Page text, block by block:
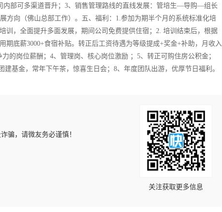
部可多渠道晋升；3、销售管理路线的直线发展：管培生—导购—组长
向（佛山总部工作）。五、福利：1.参加为期半个月的系统标准化培
训，全面提升多面发展，期间公司免费提供住宿；2. 培训结束后，根据
底薪3000+食宿补贴。转正后工资待遇为等级提成+奖金+补助，月收入
的岗位薪酬；4、管理岗、核心岗位激励 ；5、转正可购住房公积金；
基金，常年下午茶，惊喜生日会；8、年度团队出游，优厚节日福利。
骗，请微友务必谨慎！
关注获取更多信息